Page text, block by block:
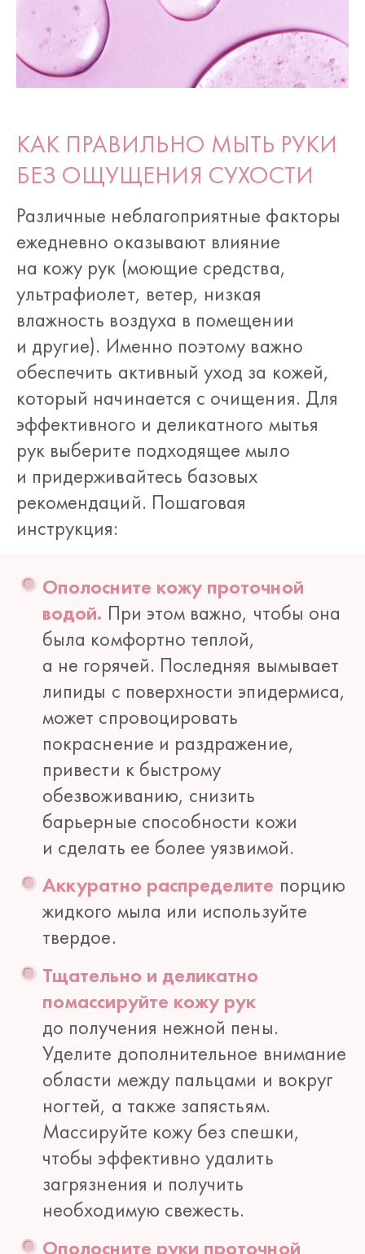
КАК ПРАВИЛЬНО МЫТЬ РУКИ
БЕЗ ОЩУЩЕНИЯ СУХОСТИ
Различные неблагоприятные факторы
ежедневно оказывают влияние
на кожу рук (моющие средства,
ультрафиолет, ветер, низкая
влажность воздуха в помещении
и другие). Именно поэтому важно
обеспечить активный уход за кожей,
который начинается с очищения. Для
эффективного и деликатного мытья
рук выберите подходящее мыло
и придерживайтесь базовых
рекомендаций. Пошаговая
инструкция:
Ополосните кожу проточной
водой. При этом важно, чтобы она
была комфортно теплой,
а не горячей. Последняя вымывает
липиды с поверхности эпидермиса,
может спровоцировать
покраснение и раздражение,
привести к быстрому
обезвоживанию, снизить
барьерные способности кожи
и сделать ее более уязвимой.
Аккуратно распределите порцию
жидкого мыла или используйте
твердое.
Тщательно и деликатно
помассируйте кожу рук
до получения нежной пены.
Уделите дополнительное внимание
области между пальцами и вокруг
ногтей, а также запястьям.
Массируйте кожу без спешки,
чтобы эффективно удалить
загрязнения и получить
необходимую свежесть.
Ополосните руки проточной